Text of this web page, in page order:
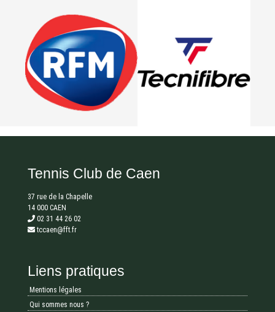
Tennis Club de Caen
37 rue de la Chapelle
14 000 CAEN
02 31 44 26 02
tccaen@fft.fr
Liens pratiques
Mentions légales
Qui sommes nous ?